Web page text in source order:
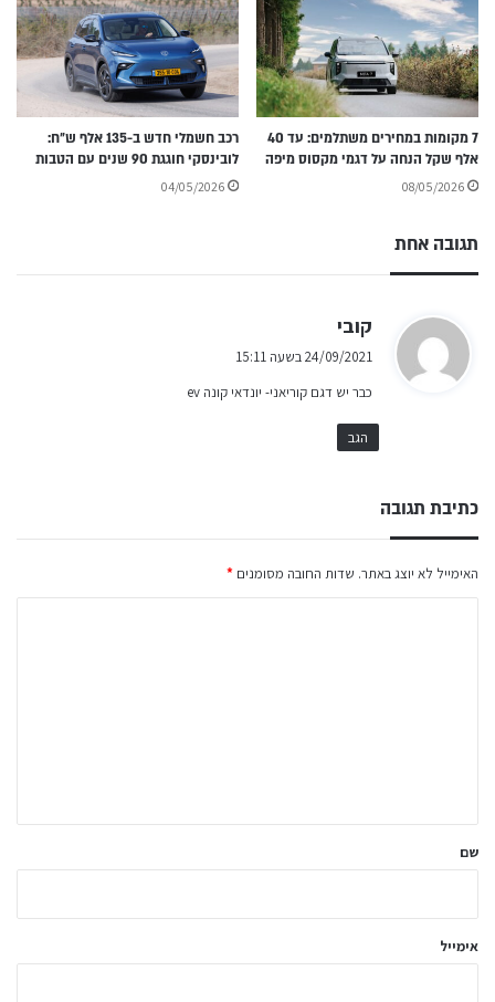
7 מקומות במחירים משתלמים: עד 40
אלף שקל הנחה על דגמי מקסוס מיפה
08/05/2026
רכב חשמלי חדש ב-135 אלף ש״ח:
לובינסקי חוגגת 90 שנים עם הטבות
04/05/2026
תגובה אחת
קובי
24/09/2021 בשעה 15:11
כבר יש דגם קוריאני- יונדאי קונה ev
הגב
כתיבת תגובה
האימייל לא יוצג באתר. שדות החובה מסומנים *
ל
שם
אימייל